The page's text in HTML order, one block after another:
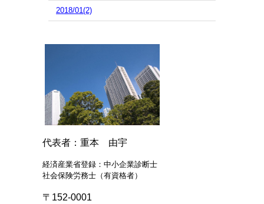
2018/01(2)
代表者：重本 由宇
経済産業省登録：中小企業診断士
社会保険労務士（有資格者）
〒152-0001